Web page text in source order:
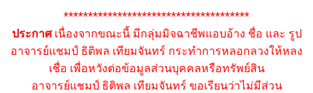
**************************************
ประกาศเนื่องจากขณะนี้ มีกลุ่มมิจฉาชีพแอบอ้าง ชื่อ และ รูป
อาจารย์แชมป์ ธิติพล เทียมจันทร์ กระทำการหลอกลวงให้หลง
เชื่อ เพื่อหวังต่อข้อมูลส่วนบุคคลหรือทรัพย์สิน
อาจารย์แชมป์ ธิติพล เทียมจันทร์ ขอเรียนว่าไม่มีส่วน